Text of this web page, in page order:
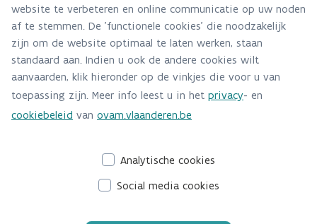
Adres
Stationsstraat 110
2800 Mechelen
Route en bereikbaarheid
Telefoon
015 284 459
website te verbeteren en online communicatie op uw noden
af te stemmen. De 'functionele cookies' die noodzakelijk
zijn om de website optimaal te laten werken, staan
standaard aan. Indien u ook de andere cookies wilt
aanvaarden, klik hieronder op de vinkjes die voor u van
toepassing zijn. Meer info leest u in het privacy- en
cookiebeleid van ovam.vlaanderen.be
Analytische cookies
Social media cookies